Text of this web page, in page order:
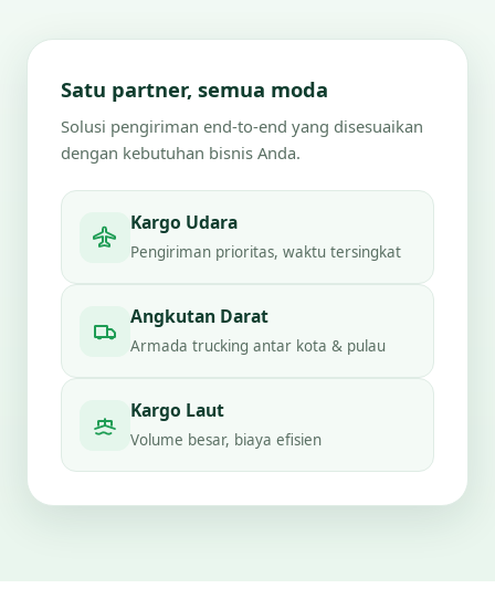
Satu partner, semua moda
Solusi pengiriman end-to-end yang disesuaikan
dengan kebutuhan bisnis Anda.
Kargo Udara
Pengiriman prioritas, waktu tersingkat
Angkutan Darat
Armada trucking antar kota & pulau
Kargo Laut
Volume besar, biaya efisien